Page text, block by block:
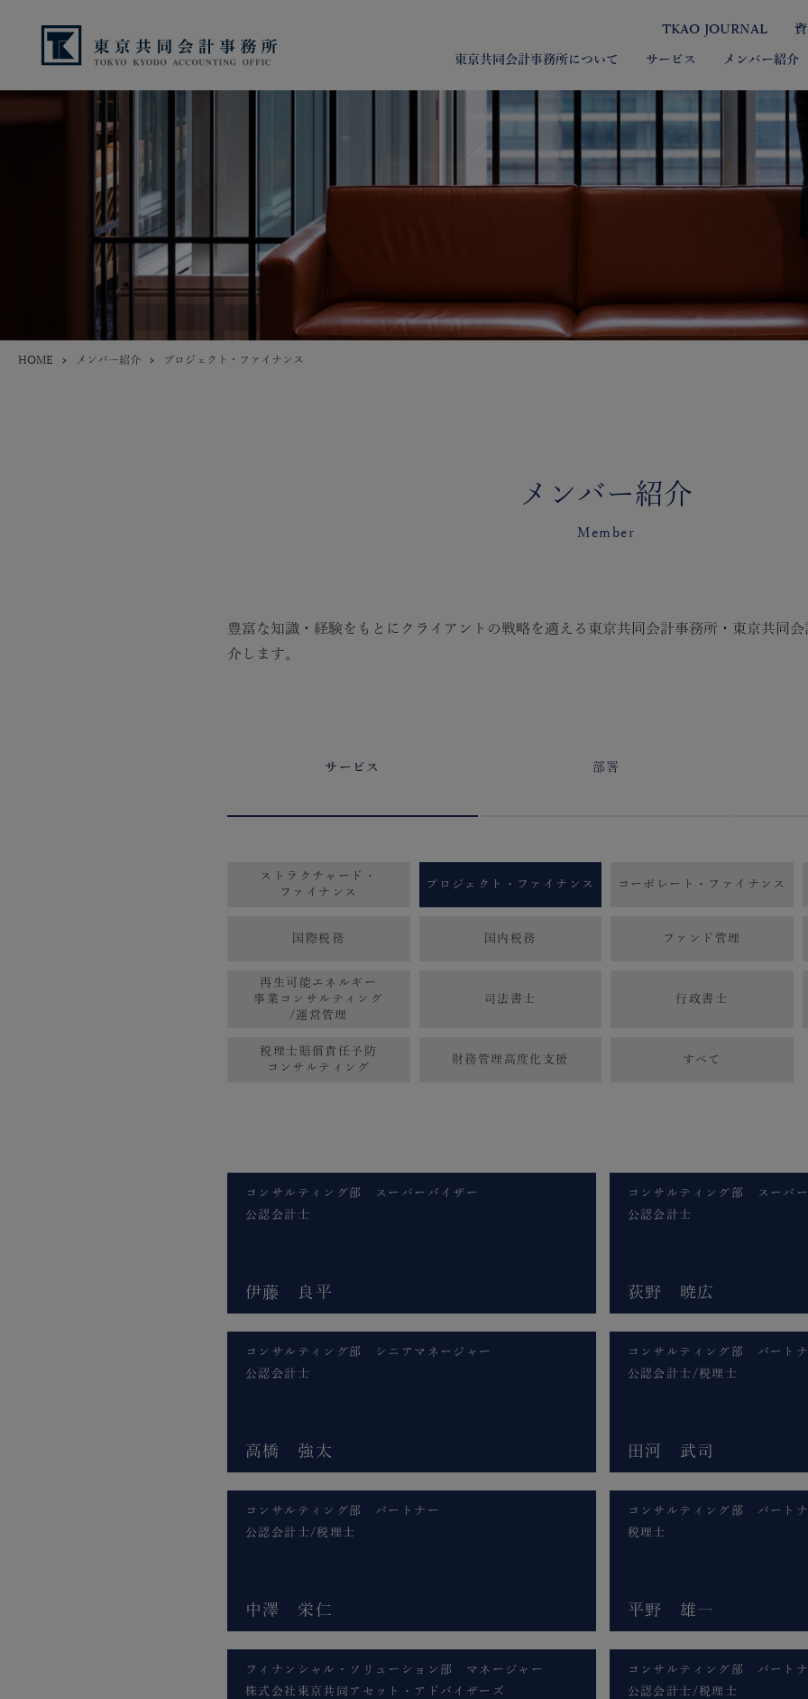
TKAO JOURNAL
東京共同会計事務所について サービス メンバー紹介
HOME メンバー紹介 プロジェクト・ファイナンス
メンバー紹介
Member
豊富な知識・経験をもとにクライアントの戦略を適える東京共同会計事務所・東京共同
介します。
サービス 部署
ストラクチャード・
ファイナンス
プロジェクト・ ファイナンス コーポレート・ ファイナンス
国際税務 国内税務 ファンド管理
再生可能エネルギー
事業コンサルティング
/運営管理
司法書士 行政書士
税理士賠償責任予防
コンサルティング
財務管理高度化支援 すべて
コンサルティング部 スーパーバイザー
公認会計士
伊藤 良平
コンサルティング部 スーパ
公認会計士
荻野 暁広
コンサルティング部 シニアマネージャー
公認会計士
高橋 強太
コンサルティング部 パート
公認会計士/税理士
田河 武司
コンサルティング部 パートナー
公認会計士/税理士
中澤 栄仁
コンサルティング部 パート
税理士
平野 雄一
フィナンシャル・ソリューション部 マネージャー
株式会社東京共同アセット・アドバイザーズ
コンサルティング部 パート
公認会計士/税理士